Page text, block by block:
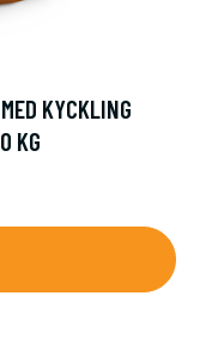
KYCKLING
KG